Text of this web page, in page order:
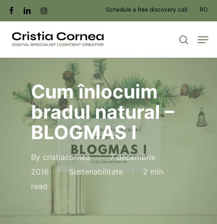
Skip
to
main
facebooklinkedininstagram Schedule a free discovery call RO
search
Cum înlocuim
bradul natural –
BLOGMAS I
By cristiacornea
7 decembrie
2016
Sustenabilitate
2 min
read